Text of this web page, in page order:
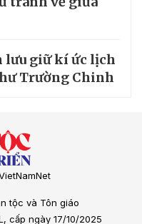
lưu giữ kí ức lịch
Trường Chinh
tộc và Tôn giáo
cấp ngày 17/10/2025